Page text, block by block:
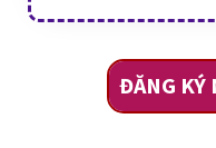
ĐĂNG KÝ